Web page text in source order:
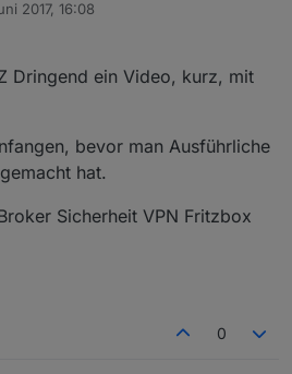
2017, 16:08
Dringend ein Video, kurz, mit
bevor man Ausführliche
hat.
Sicherheit VPN Fritzbox
0